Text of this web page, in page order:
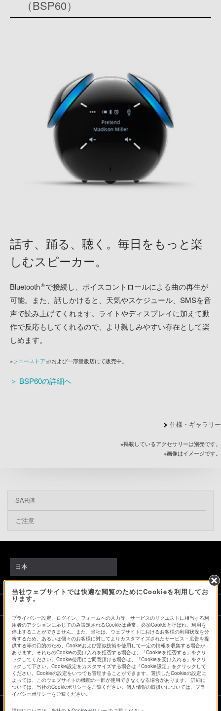
（BSP60）
話す、踊る、聴く。毎日をもっと楽
しむスピーカー。
Bluetooth®で接続し、ボイスコントロールによる曲の再生が
可能。また、話しかけると、天気やスケジュール、SMSを音
声で読み上げてくれます。ライトやディスプレイに加えて動
作で反応もしてくれるので、より親しみやすい存在として楽
しめます。
※ソニーストア および一部量販店にて販売中。
＞ BSP60の詳細へ
仕様・ギャラリー
※掲載しているアクセサリーは別売です。
※画像はイメージです。
SAR値
ご注意
当社ウェブサイトでは快適な閲覧のためにCookieを利用してお
ります。
プライバシー設定、ログイン、フォームへの入力等、サービスのリクエストに相当する利
用者のアクションに応じてのみ設定されるCookieは通常、必須Cookieと呼ばれ、利用を
停止することができません。また、当社は、ウェブサイトにおけるお客様の利用状況を分
析するため、あるいは個々のお客様に対してよりカスタマイズされたサービス・広告を提
供する等の目的のため、Cookieおよび類似技術を使用して一定の情報を収集する場合が
あります。それらのCookieの受け入れを拒否する場合は、「Cookieを拒否する」をクリ
ックしてください。Cookie使用にご同意頂ける場合は、「Cookieを受け入れる」をクリ
ックして下さい。Cookie設定をカスタマイズする場合は「Cookie設定」をクリックして
ください。Cookieの設定をいつでも管理することができます。選択したCookieの設定に
よっては、このウェブサイトの機能の一部が使用できなくなる場合があります。 詳細に
ついては、当社のCookieポリシーをご覧ください。個人情報の取扱いについては、プラ
イバシーポリシーをご覧ください。
日本
ソニーストアでのお買い物にあたって
会社情報 採用情報 特約店のご案内
ニュースリリース
環境情報
My Sony 利用規約